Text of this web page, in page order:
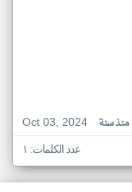
Oct 03, 2024
منذ سنة
عدد الكلمات: ١